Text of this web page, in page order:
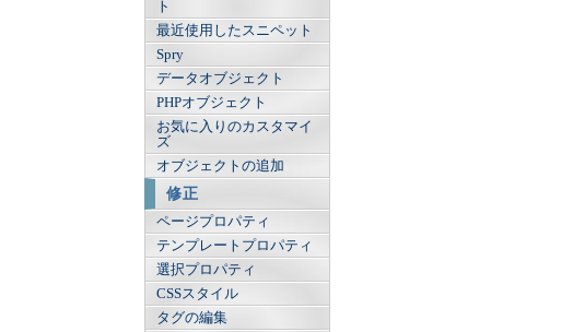
ト
最近使用したスニペット
Spry
データオブジェクト
PHPオブジェクト
お気に入りのカスタマイ
ズ
オブジェクトの追加
修正
ページプロパティ
テンプレートプロパティ
選択プロパティ
CSSスタイル
タグの編集